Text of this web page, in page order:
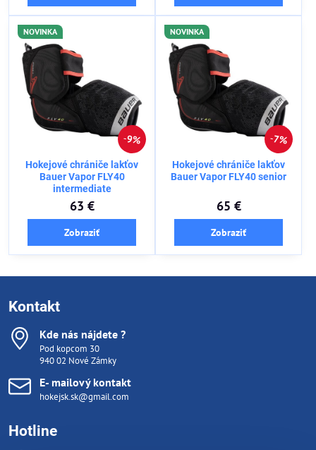
9%
NOVINKA
Hokejové chrániče lakťov
Bauer Vapor FLY40
intermediate
63 €
Zobraziť
7%
NOVINKA
Hokejové chrániče lakťov
Bauer Vapor FLY40 senior
65 €
Zobraziť
Kontakt
Kde nás nájdete ?
Pod kopcom 30
940 02 Nové Zámky
E- mailový kontakt
hokejsk.sk@gmail.com
Hotline